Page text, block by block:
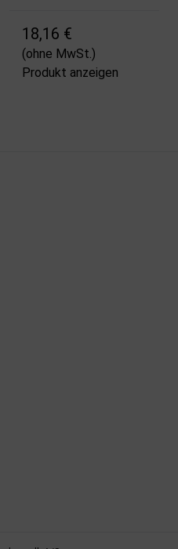
18,16 €
(ohne MwSt.)
Produkt anzeigen